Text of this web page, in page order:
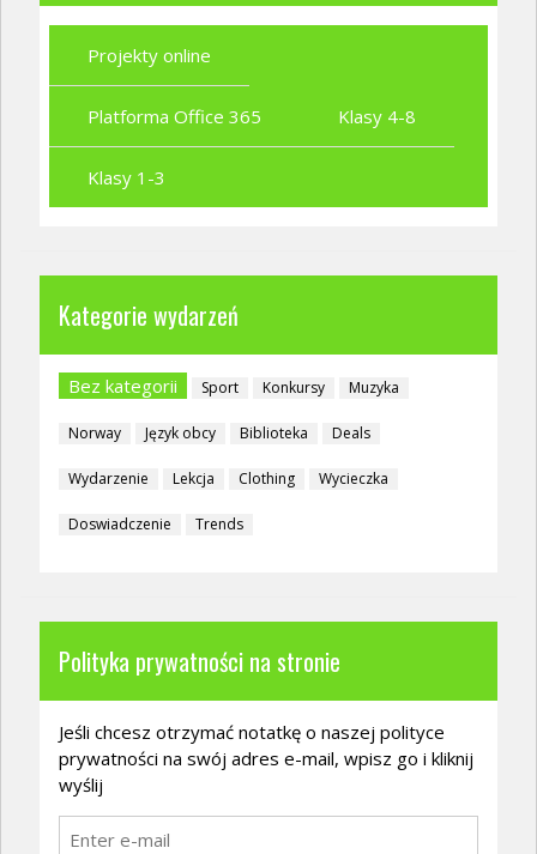
Projekty online
Platforma Office 365 Klasy 4-8
Klasy 1-3
Kategorie wydarzeń
Bez kategorii Sport Konkursy Muzyka
Norway Język obcy Biblioteka Deals
Wydarzenie Lekcja Clothing Wycieczka
Doswiadczenie Trends
Polityka prywatności na stronie
Jeśli chcesz otrzymać notatkę o naszej polityce
prywatności na swój adres e-mail, wpisz go i kliknij
wyślij